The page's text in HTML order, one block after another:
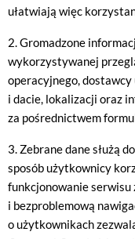
ułatwiają więc
2. Gromadzone
wykorzystywanej
operacyjnego,
i dacie, lokalizacji oraz
za pośrednictwem
3. Zebrane dane służą
sposób użytkownicy
funkcjonowanie
i bezproblemową
o użytkownikach